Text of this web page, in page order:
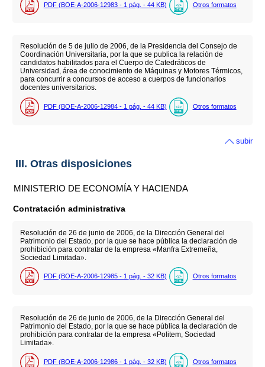
PDF (BOE-A-2006-12983 - 1 pág. - 44 KB) Otros formatos
Resolución de 5 de julio de 2006, de la Presidencia del Consejo de
Coordinación Universitaria, por la que se publica la relación de
candidatos habilitados para el Cuerpo de Catedráticos de
Universidad, área de conocimiento de Máquinas y Motores Térmicos,
para concurrir a concursos de acceso a cuerpos de funcionarios
docentes universitarios.
PDF (BOE-A-2006-12984 - 1 pág. - 44 KB) Otros formatos
subir
III. Otras disposiciones
MINISTERIO DE ECONOMÍA Y HACIENDA
Contratación administrativa
Resolución de 26 de junio de 2006, de la Dirección General del
Patrimonio del Estado, por la que se hace pública la declaración de
prohibición para contratar de la empresa «Manfra Extremeña,
Sociedad Limitada».
PDF (BOE-A-2006-12985 - 1 pág. - 32 KB) Otros formatos
Resolución de 26 de junio de 2006, de la Dirección General del
Patrimonio del Estado, por la que se hace pública la declaración de
prohibición para contratar de la empresa «Politem, Sociedad
Limitada».
PDF (BOE-A-2006-12986 - 1 pág. - 32 KB) Otros formatos